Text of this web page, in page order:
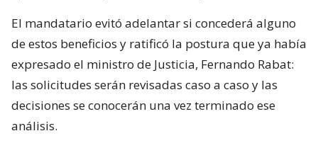
El mandatario evitó adelantar si concederá alguno
de estos beneficios y ratificó la postura que ya había
expresado el ministro de Justicia, Fernando Rabat:
las solicitudes serán revisadas caso a caso y las
decisiones se conocerán una vez terminado ese
análisis.